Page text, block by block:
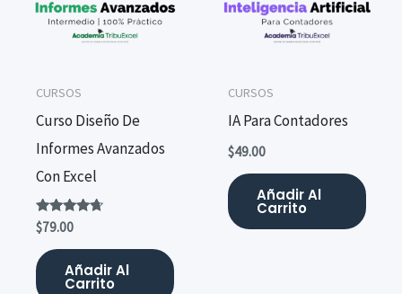
CURSOS
Curso Diseño De
Informes Avanzados
Con Excel
Valorado
con
4.50
de 5
$79.00
Añadir Al
Carrito
CURSOS
IA Para Contadores
$49.00
Añadir Al
Carrito